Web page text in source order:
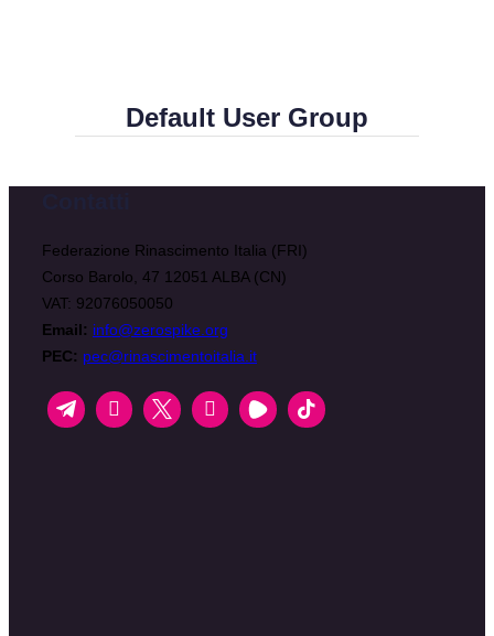
Default User Group
Federazione Rinascimento Italia (FRI)
Corso Barolo, 47 12051 ALBA (CN)
VAT: 92076050050
Email: info@zerospike.org
PEC: pec@rinascimentoitalia.it